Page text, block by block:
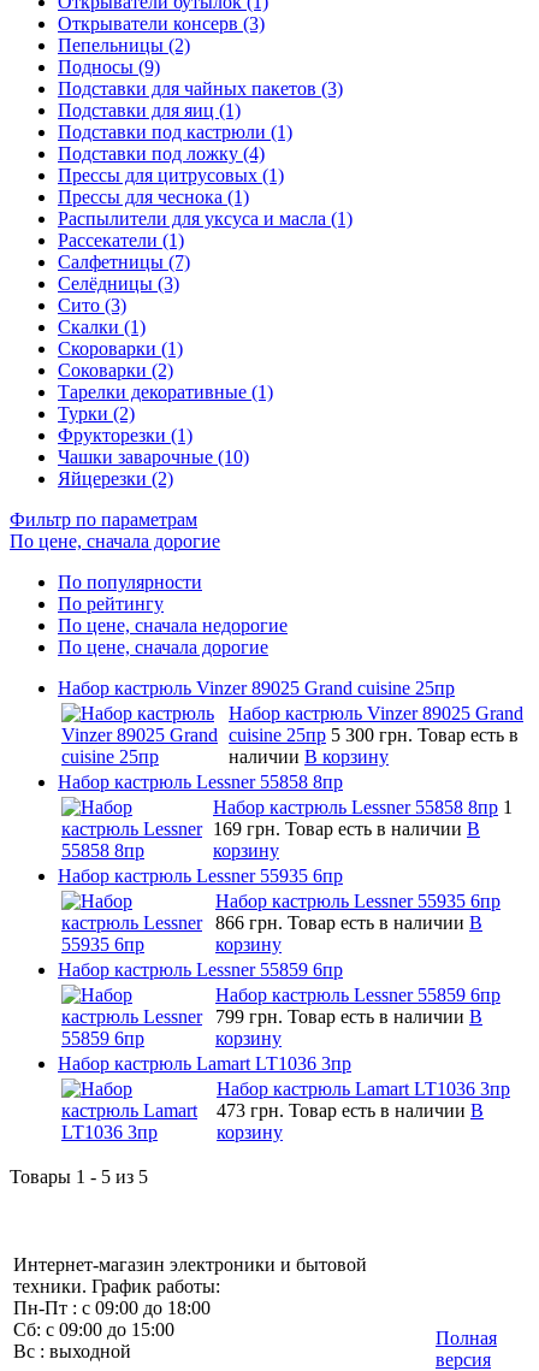
Открыватели консерв (3)
Пепельницы (2)
Подносы (9)
Подставки для чайных пакетов (3)
Подставки для яиц (1)
Подставки под кастрюли (1)
Подставки под ложку (4)
Прессы для цитрусовых (1)
Прессы для чеснока (1)
Распылители для уксуса и масла (1)
Рассекатели (1)
Салфетницы (7)
Селёдницы (3)
Сито (3)
Скалки (1)
Скороварки (1)
Соковарки (2)
Тарелки декоративные (1)
Турки (2)
Фрукторезки (1)
Чашки заварочные (10)
Яйцерезки (2)
Фильтр по параметрам
По цене, сначала дорогие
По популярности
По рейтингу
По цене, сначала недорогие
По цене, сначала дорогие
Набор кастрюль Vinzer 89025 Grand cuisine 25пр
Набор кастрюль Vinzer 89025 Grand
cuisine 25пр 5 300 грн. Товар есть в
наличии В корзину
Набор кастрюль Lessner 55858 8пр
Набор кастрюль Lessner 55858 8пр 1
169 грн. Товар есть в наличии В
корзину
Набор кастрюль Lessner 55935 6пр
Набор кастрюль Lessner 55935 6пр
866 грн. Товар есть в наличии В
корзину
Набор кастрюль Lessner 55859 6пр
Набор кастрюль Lessner 55859 6пр
799 грн. Товар есть в наличии В
корзину
Набор кастрюль Lamart LT1036 3пр
Набор кастрюль Lamart LT1036 3пр
473 грн. Товар есть в наличии В
корзину
Товары 1 - 5 из 5
Интернет-магазин электроники и бытовой
техники. График работы:
Пн-Пт : с 09:00 до 18:00
Сб: с 09:00 до 15:00
Вс : выходной
Полная
версия